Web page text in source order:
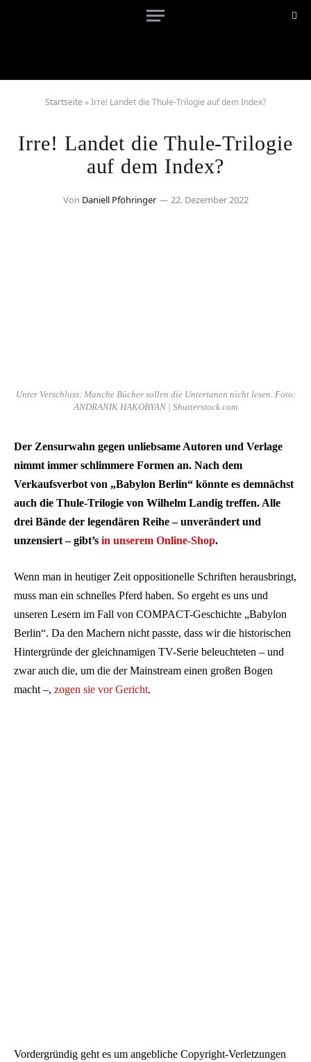
Startseite »Irre! Landet die Thule-Trilogie auf dem Index?
Irre! Landet die Thule-Trilogie
auf dem Index?
Von Daniell Pföhringer 22. Dezember 2022
Unter Verschluss: Manche Bücher sollen die Untertanen nicht lesen. Foto:
ANDRANIK HAKOBYAN | Shutterstock.com
Der Zensurwahn gegen unliebsame Autoren und Verlage
nimmt immer schlimmere Formen an. Nach dem
Verkaufsverbot von „Babylon Berlin“ könnte es demnächst
auch die Thule-Trilogie von Wilhelm Landig treffen. Alle
drei Bände der legendären Reihe – unverändert und
unzensiert – gibt’s in unserem Online-Shop.
Wenn man in heutiger Zeit oppositionelle Schriften herausbringt,
muss man ein schnelles Pferd haben. So ergeht es uns und
unseren Lesern im Fall von COMPACT-Geschichte „Babylon
Berlin“. Da den Machern nicht passte, dass wir die historischen
Hintergründe der gleichnamigen TV-Serie beleuchteten – und
zwar auch die, um die der Mainstream einen großen Bogen
macht –, zogen sie vor Gericht.
Vordergründig geht es um angebliche Copyright-Verletzungen